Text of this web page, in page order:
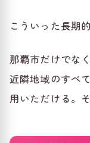
こういった長期
那覇市だけでな
近隣地域のすべ
用いただける。